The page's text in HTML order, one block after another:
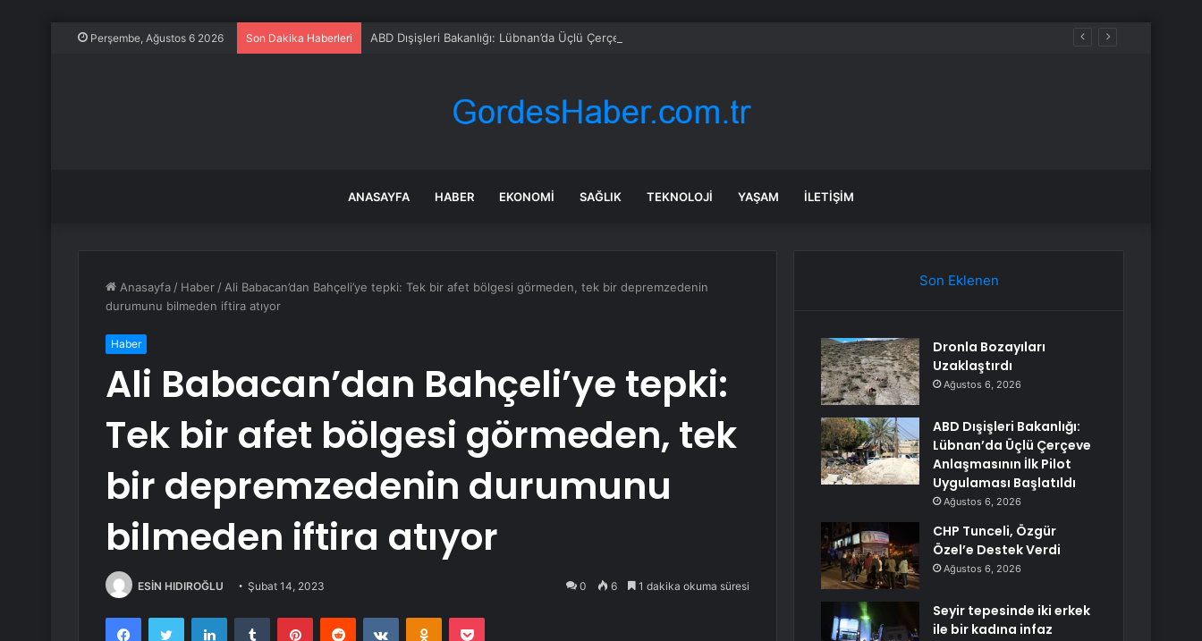
Perşembe, Ağustos 6 2026 Son Dakika Haberleri ABD Dışişleri Bakanlığı: Lübnan’da Üçlü Çerçeve Anlaşmasının İlk Pilot Uygulaması Başlatıldı
ANASAYFA HABER EKONOMI SAĞLIK TEKNOLOJI YAŞAM İLETIŞIM
Anasayfa / Haber / Ali Babacan’dan Bahçeli’ye tepki: Tek bir afet bölgesi görmeden, tek bir depremzedenin
durumunu bilmeden iftira atıyor
Haber
Ali Babacan’dan Bahçeli’ye tepki:
Tek bir afet bölgesi görmeden, tek
bir depremzedenin durumunu
bilmeden iftira atıyor
ESİN HIDIROĞLU Şubat 14, 2023 0 6 1 dakika okuma süresi
FacebookTwitter LinkedInTumblr PinterestReddit VKontakteOdnoklassniki
Pocket
Son Eklenen
Dronla Bozayıları
Uzaklaştırdı
Ağustos 6, 2026
ABD Dışişleri Bakanlığı:
Lübnan’da Üçlü Çerçeve
Anlaşmasının İlk Pilot
Uygulaması Başlatıldı
Ağustos 6, 2026
CHP Tunceli, Özgür
Özel’e Destek Verdi
Ağustos 6, 2026
Seyir tepesinde iki erkek
ile bir kadına infaz